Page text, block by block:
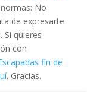
No
de expresarte
quieres
con
fin de
. Gracias.